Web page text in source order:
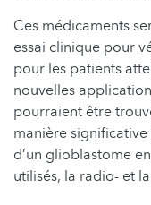
Ces médicaments
essai clinique pour
pour les patients
nouvelles
pourraient être
manière
d’un glioblastome
utilisés, la radio- et